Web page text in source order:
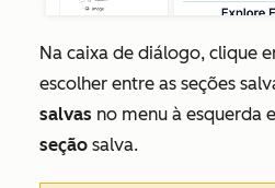
Na caixa de diálogo, clique
escolher entre as seções
salvas no menu à esquerda
seção salva.